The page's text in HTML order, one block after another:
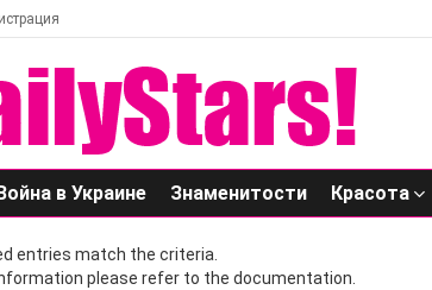
Война в Украине Знаменитости Красота
entries match the criteria.
please refer to the documentation.